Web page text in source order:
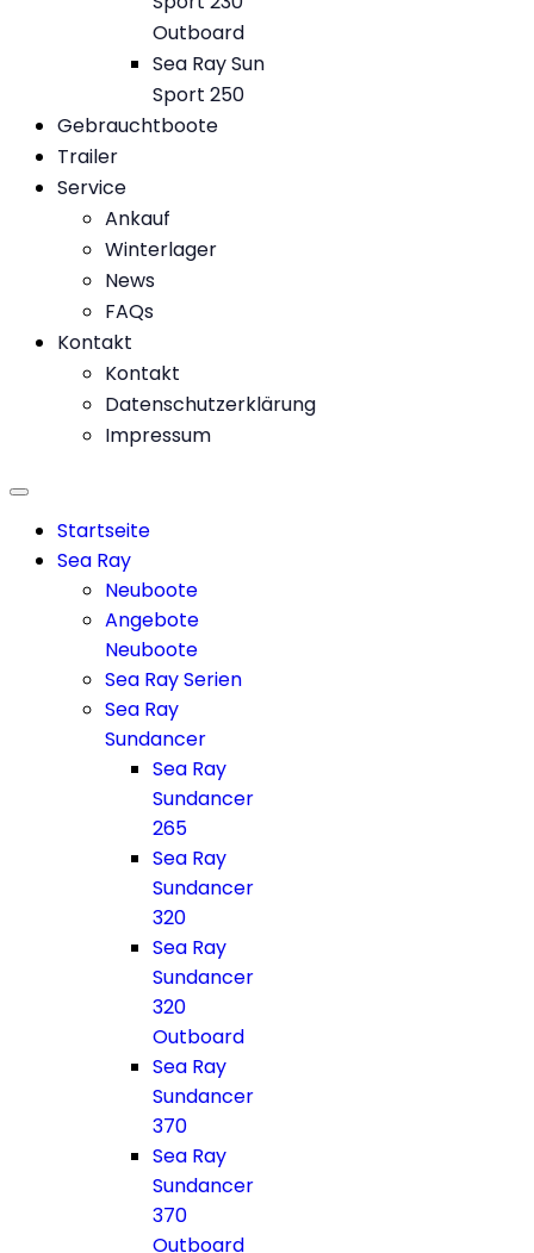
Outboard
Sea Ray Sun
Sport 250
Gebrauchtboote
Trailer
Service
Ankauf
Winterlager
News
FAQs
Kontakt
Kontakt
Datenschutzerklärung
Impressum
Startseite
Sea Ray
Neuboote
Angebote
Neuboote
Sea Ray Serien
Sea Ray
Sundancer
Sea Ray
Sundancer
265
Sea Ray
Sundancer
320
Sea Ray
Sundancer
320
Outboard
Sea Ray
Sundancer
370
Sea Ray
Sundancer
370
Outboard